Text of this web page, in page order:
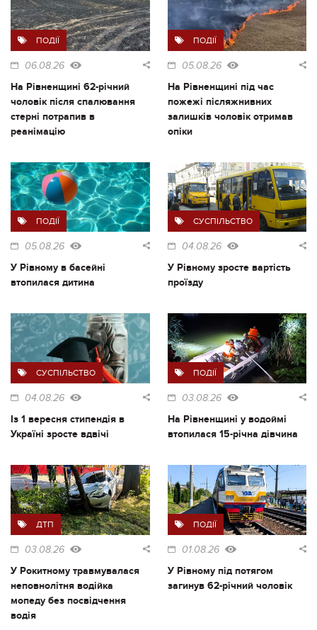
ПОДІЇ
06.08.26
На Рівненщині 62-річний
чоловік після спалювання
стерні потрапив в
реанімацію
ПОДІЇ
05.08.26
На Рівненщині під час
пожежі післяжнивних
залишків чоловік отримав
опіки
ПОДІЇ
05.08.26
У Рівному в басейні
втопилася дитина
СУСПІЛЬСТВО
04.08.26
У Рівному зросте вартість
проїзду
СУСПІЛЬСТВО
04.08.26
Із 1 вересня стипендія в
Україні зросте вдвічі
ПОДІЇ
03.08.26
На Рівненщині у водоймі
втопилася 15-річна дівчина
ДТП
03.08.26
У Рокитному травмувалася
неповнолітня водійка
мопеду без посвідчення
водія
ПОДІЇ
01.08.26
У Рівному під потягом
загинув 62-річний чоловік